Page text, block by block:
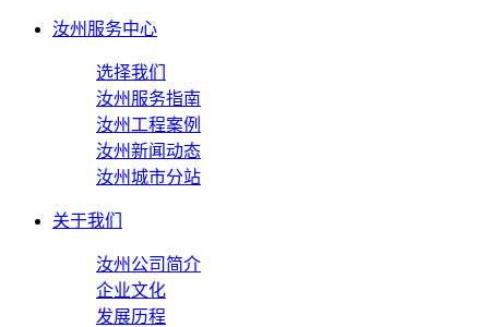
汝州服务中心
选择我们
汝州服务指南
汝州工程案例
汝州新闻动态
汝州城市分站
关于我们
汝州公司简介
企业文化
发展历程